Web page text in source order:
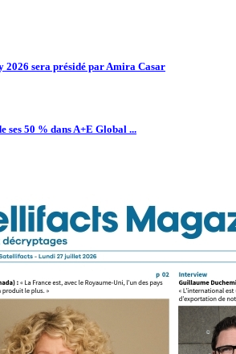
2026 sera présidé par Amira Casar
ses 50 % dans A+E Global ...